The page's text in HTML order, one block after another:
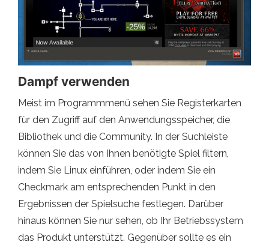
Dampf verwenden
Meist im Programmmenü sehen Sie Registerkarten
für den Zugriff auf den Anwendungsspeicher, die
Bibliothek und die Community. In der Suchleiste
können Sie das von Ihnen benötigte Spiel filtern,
indem Sie Linux einführen, oder indem Sie ein
Checkmark am entsprechenden Punkt in den
Ergebnissen der Spielsuche festlegen. Darüber
hinaus können Sie nur sehen, ob Ihr Betriebssystem
das Produkt unterstützt. Gegenüber sollte es ein